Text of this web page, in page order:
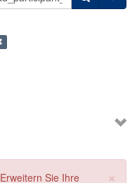
×
Erweitern Sie Ihre